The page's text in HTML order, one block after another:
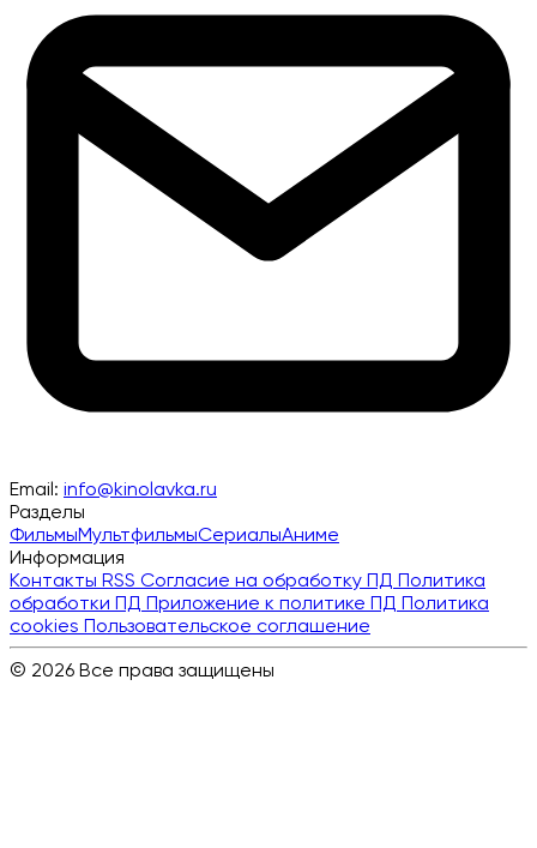
Email: info@kinolavka.ru
Разделы
ФильмыМультфильмыСериалыАниме
Информация
Контакты RSS Согласие на обработку ПД Политика
обработки ПД Приложение к политике ПД Политика
cookies Пользовательское соглашение
© 2026 Все права защищены